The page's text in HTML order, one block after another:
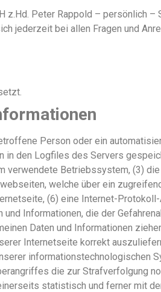
z.Hd. Peter Rappold – persönlich
jederzeit bei allen Fragen und
Person oder ein
in den Logfiles des Servers
verwendete Betriebssystem, (3)
welche über ein
(6) eine Internet-
Informationen, die der
Daten und Informationen
Internetseite korrekt
informationstechnologischen
die zur Strafverfolgung
statistisch und ferner mit